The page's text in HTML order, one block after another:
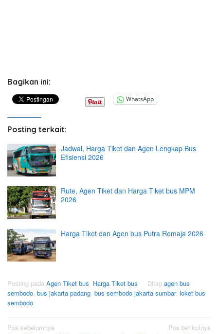
Bagikan ini:
WhatsApp
Posting terkait:
Jadwal, Harga Tiket dan Agen Lengkap Bus
Efisiensi 2026
Rute, Agen Tiket dan Harga Tiket bus MPM
2026
Harga Tiket dan Agen bus Putra Remaja 2026
Posting pada Agen Tiket bus, Harga Tiket bus Ditag agen bus
sembodo, bus jakarta padang, bus sembodo jakarta sumbar, loket bus
sembodo
Navigasi
Pos sebelumnya
Pos berikutnya